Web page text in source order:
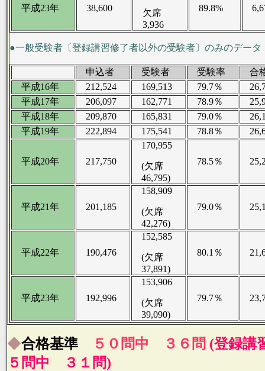
平成23年 38,600
欠席
3,936
89.8%
●一般受験者〔登録講習修了者以外の受験者〕のみのデータ
申込者 受験者 受験率
合
平成16年
212,524 169,513 79.7％
平成17年
206,097 162,771 78.9％
平成18年
209,870 165,831 79.0％
平成19年
222,894 175,541 78.8％
平成20年 217,750
170,955
(欠席
46,795)
78.5％
平成21年 201,185
158,909
(欠席
42,276)
79.0％
平成22年 190,476
152,585
(欠席
37,891)
80.1％
平成23年 192,996
153,906
(欠席
39,090)
79.7％
◆合格基準 ５０問中 ３６問 (登録講
５問中 ３１問)